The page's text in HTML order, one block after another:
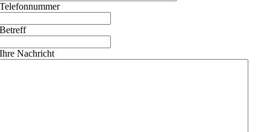
Telefonnummer
Betreff
Ihre Nachricht